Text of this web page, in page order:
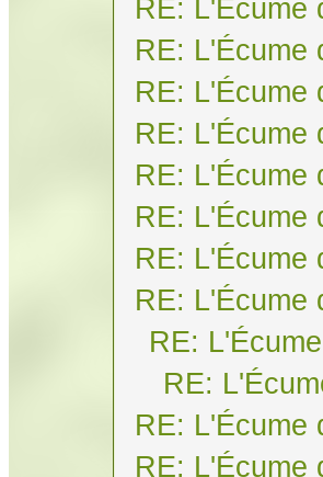
RE: L'Écume
RE: L'Écume
RE: L'Écume
RE: L'Écume
RE: L'Écume
RE: L'Écume
RE: L'Écume
RE: L'Écume
RE:
RE:
RE: L'Écume
RE: L'Écume